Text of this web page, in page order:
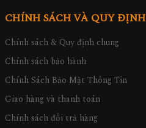
CHÍNH SÁCH VÀ QUY ĐỊNH
Chính sách & Quy định chung
Chính sách bảo hành
Chính Sách Bảo Mật Thông Tin
Giao hàng và thanh toán
Chính sách đổi trả hàng